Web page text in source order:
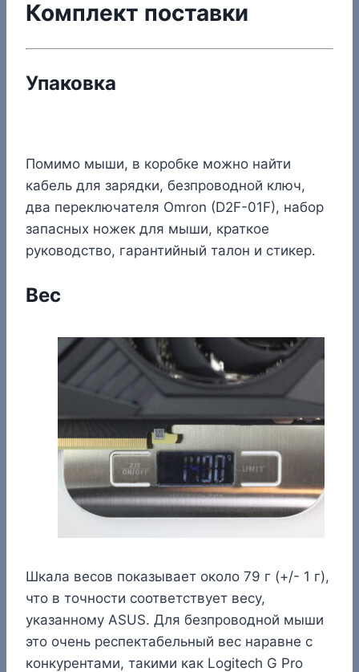
Комплект поставки
Упаковка
Помимо мыши, в коробке можно найти
кабель для зарядки, безпроводной ключ,
два переключателя Omron (D2F-01F), набор
запасных ножек для мыши, краткое
руководство, гарантийный талон и стикер.
Вес
Шкала весов показывает около 79 г (+/- 1 г),
что в точности соответствует весу,
указанному ASUS. Для безпроводной мыши
это очень респектабельный вес наравне с
конкурентами, такими как Logitech G Pro